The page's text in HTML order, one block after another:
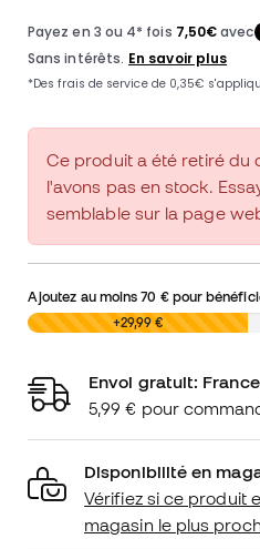
Ce produit a été retiré du
l'avons pas en stock.
semblable sur la page
Ajoutez au moins70 €pour
0,00 € +29,99 €
Envoi gratuit:
5,99 € pour
Disponibilité en
Vérifiez si ce produit
magasin le plus